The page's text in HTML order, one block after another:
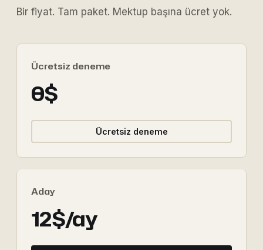
Bir fiyat. Tam paket. Mektup başına ücret yok.
Ücretsiz deneme
0$
Ücretsiz deneme
Aday
12$/ay